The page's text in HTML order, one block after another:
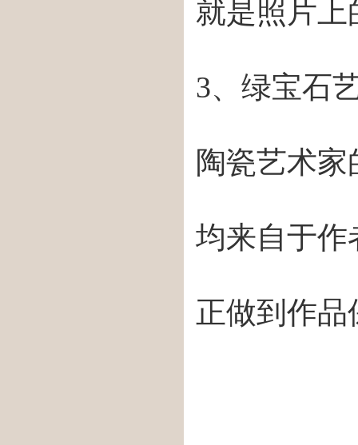
就是照片上
3、绿宝石
陶瓷艺术
均来自于作
正做到作品